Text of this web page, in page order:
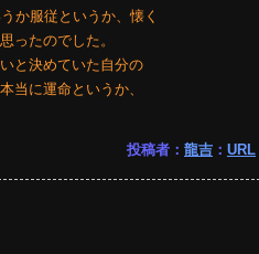
か服従というか、懐く
ったのでした。
と決めていた自分の
当に運命というか、
投稿者： 龍吉 ： URL